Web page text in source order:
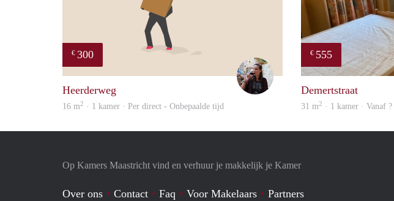
€ 300
Heerderweg
16 m2 · 1 kamer · Per direct - Onbepaalde tijd
€ 555
Demertstraat
31 m2 · 1 kamer · Vanaf
Op Kamers Maastricht vind en verhuur je makkelijk je Kamer
Over ons Contact Faq Voor Makelaars
Partners